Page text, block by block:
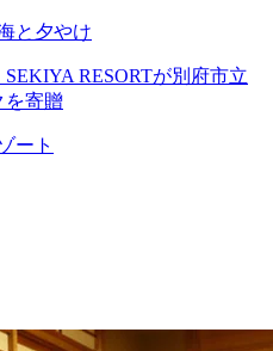
と夕やけ
RESORTが別府市立
を寄贈
ート